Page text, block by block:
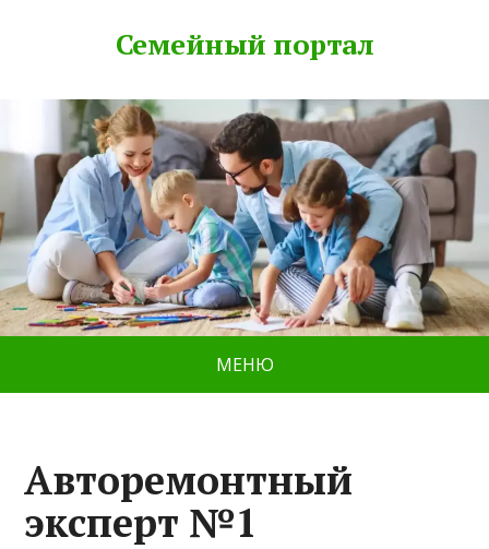
Семейный портал
МЕНЮ
Авторемонтный
эксперт №1